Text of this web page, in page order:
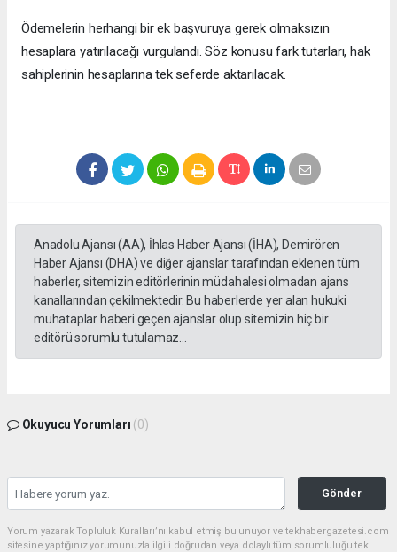
Ödemelerin herhangi bir ek başvuruya gerek olmaksızın
hesaplara yatırılacağı vurgulandı. Söz konusu fark tutarları, hak
sahiplerinin hesaplarına tek seferde aktarılacak.
Anadolu Ajansı (AA), İhlas Haber Ajansı (İHA), Demirören
Haber Ajansı (DHA) ve diğer ajanslar tarafından eklenen tüm
haberler, sitemizin editörlerinin müdahalesi olmadan ajans
kanallarından çekilmektedir. Bu haberlerde yer alan hukuki
muhataplar haberi geçen ajanslar olup sitemizin hiç bir
editörü sorumlu tutulamaz...
Okuyucu Yorumları (0)
Gönder
Yorum yazarak Topluluk Kuralları’nı kabul etmiş bulunuyor ve tekhabergazetesi.com
sitesine yaptığınız yorumunuzla ilgili doğrudan veya dolaylı tüm sorumluluğu tek